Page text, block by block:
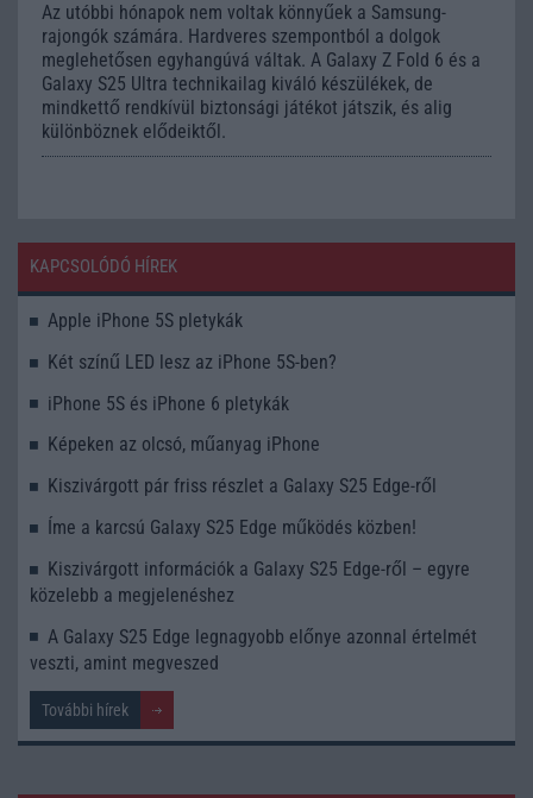
Az utóbbi hónapok nem voltak könnyűek a Samsung-
rajongók számára. Hardveres szempontból a dolgok
meglehetősen egyhangúvá váltak. A Galaxy Z Fold 6 és a
Galaxy S25 Ultra technikailag kiváló készülékek, de
mindkettő rendkívül biztonsági játékot játszik, és alig
különböznek elődeiktől.
KAPCSOLÓDÓ HÍREK
Apple iPhone 5S pletykák
Két színű LED lesz az iPhone 5S-ben?
iPhone 5S és iPhone 6 pletykák
Képeken az olcsó, műanyag iPhone
Kiszivárgott pár friss részlet a Galaxy S25 Edge-ről
Íme a karcsú Galaxy S25 Edge működés közben!
Kiszivárgott információk a Galaxy S25 Edge-ről – egyre
közelebb a megjelenéshez
A Galaxy S25 Edge legnagyobb előnye azonnal értelmét
veszti, amint megveszed
További hírek